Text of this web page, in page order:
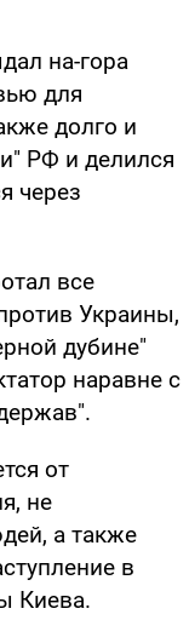
на-гора
для
долго и
РФ и делился
через
все
Украины,
дубине"
наравне с
от
не
а также
в
Киева.